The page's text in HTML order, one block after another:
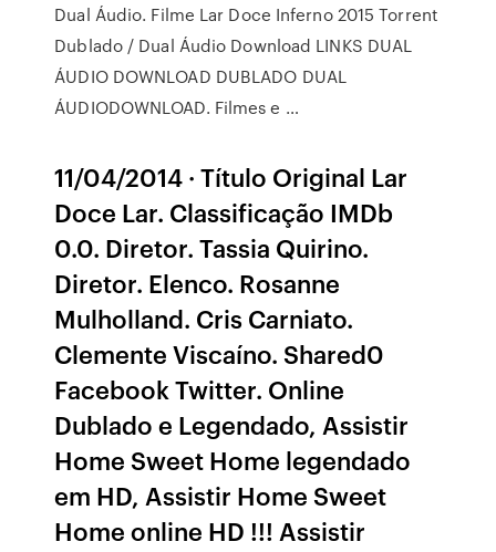
Dual Áudio. Filme Lar Doce Inferno 2015 Torrent
Dublado / Dual Áudio Download LINKS DUAL
ÁUDIO DOWNLOAD DUBLADO DUAL
ÁUDIODOWNLOAD. Filmes e …
11/04/2014 · Título Original Lar
Doce Lar. Classificação IMDb
0.0. Diretor. Tassia Quirino.
Diretor. Elenco. Rosanne
Mulholland. Cris Carniato.
Clemente Viscaíno. Shared0
Facebook Twitter. Online
Dublado e Legendado, Assistir
Home Sweet Home legendado
em HD, Assistir Home Sweet
Home online HD !!! Assistir